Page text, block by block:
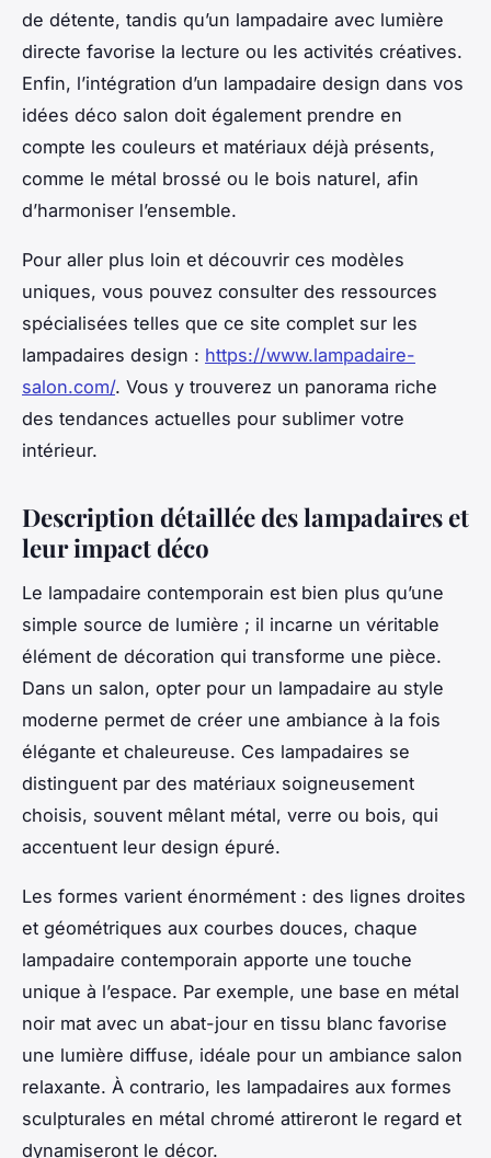
de détente, tandis qu’un lampadaire avec lumière
directe favorise la lecture ou les activités créatives.
Enfin, l’intégration d’un lampadaire design dans vos
idées déco salon doit également prendre en
compte les couleurs et matériaux déjà présents,
comme le métal brossé ou le bois naturel, afin
d’harmoniser l’ensemble.
Pour aller plus loin et découvrir ces modèles
uniques, vous pouvez consulter des ressources
spécialisées telles que ce site complet sur les
lampadaires design : https://www.lampadaire-
salon.com/. Vous y trouverez un panorama riche
des tendances actuelles pour sublimer votre
intérieur.
Description détaillée des lampadaires et
leur impact déco
Le lampadaire contemporain est bien plus qu’une
simple source de lumière ; il incarne un véritable
élément de décoration qui transforme une pièce.
Dans un salon, opter pour un lampadaire au style
moderne permet de créer une ambiance à la fois
élégante et chaleureuse. Ces lampadaires se
distinguent par des matériaux soigneusement
choisis, souvent mêlant métal, verre ou bois, qui
accentuent leur design épuré.
Les formes varient énormément : des lignes droites
et géométriques aux courbes douces, chaque
lampadaire contemporain apporte une touche
unique à l’espace. Par exemple, une base en métal
noir mat avec un abat-jour en tissu blanc favorise
une lumière diffuse, idéale pour un ambiance salon
relaxante. À contrario, les lampadaires aux formes
sculpturales en métal chromé attireront le regard et
dynamiseront le décor.